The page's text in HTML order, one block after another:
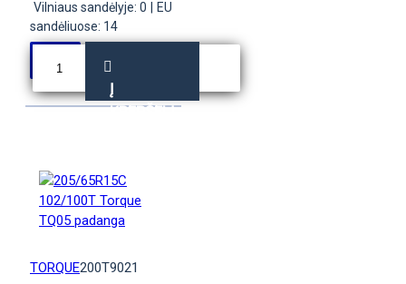
Vilniaus sandėlyje: 0
EU
sandėliuose: 14
Į
KREPŠELĮ
TORQUE200T9021